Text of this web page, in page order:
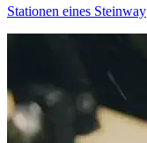
Stationen eines Steinway